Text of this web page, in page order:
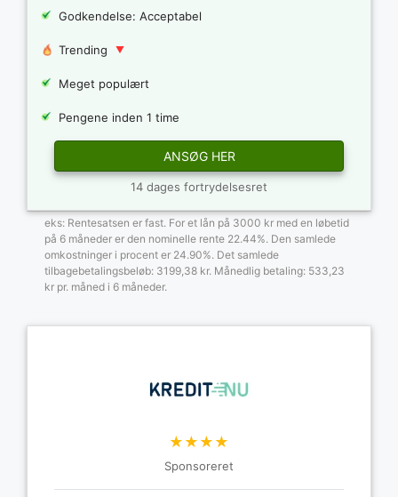
Godkendelse: Acceptabel
Trending
Meget populært
Pengene inden 1 time
ANSØG HER
14 dages fortrydelsesret
eks: Rentesatsen er fast. For et lån på 3000 kr med en løbetid
på 6 måneder er den nominelle rente 22.44%. Den samlede
omkostninger i procent er 24.90%. Det samlede
tilbagebetalingsbeløb: 3199,38 kr. Månedlig betaling: 533,23
kr pr. måned i 6 måneder.
★★★★
Sponsoreret